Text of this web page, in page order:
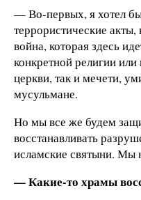
— Во-первых, я хотел бы
террористические
война, которая здесь
конкретной религии
церкви, так и мечети,
мусульмане.
Но мы все же будем
восстанавливать
исламские святыни. Мы
— Какие-то храмы